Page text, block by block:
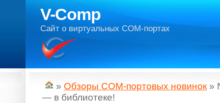
V-Comp
Сайт о виртуальных COM-портах
» Обзоры COM-портовых новинок »
— в библиотеке!